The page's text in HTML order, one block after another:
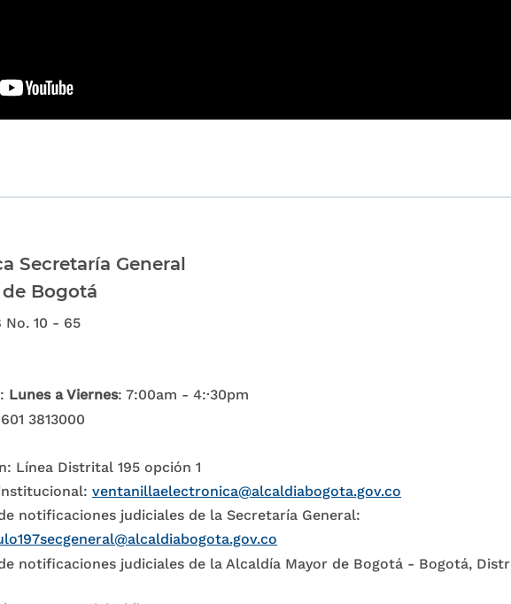
Secretaría General
Bogotá
No. 10 - 65
Lunes a Viernes: 7:00am - 4:·30pm
3813000
Línea Distrital 195 opción 1
ventanillaelectronica@alcaldiabogota.gov.co
notificaciones judiciales de la Secretaría General:
notificaciones judiciales de la Alcaldía Mayor de Bogotá - Bogotá,